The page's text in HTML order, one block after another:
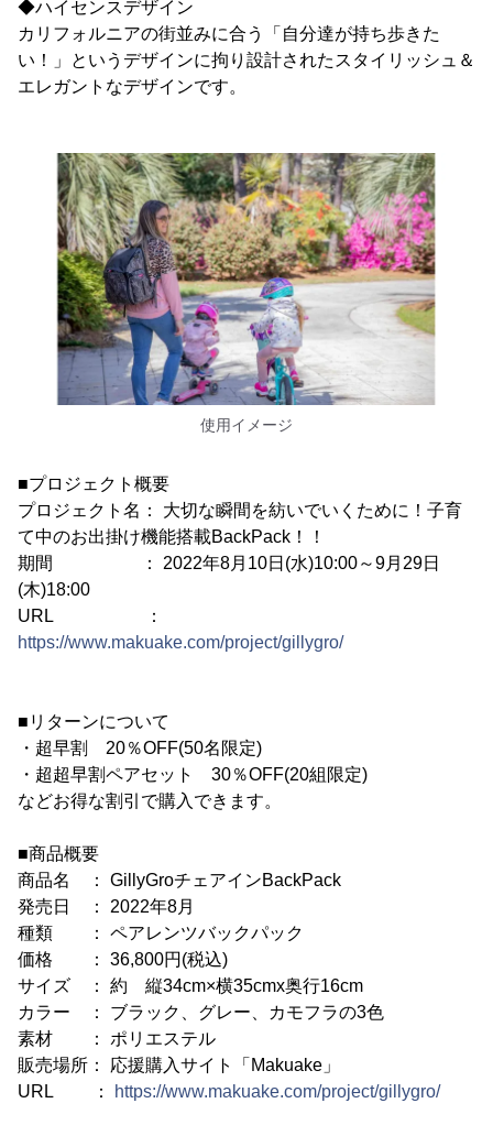
◆ハイセンスデザイン
カリフォルニアの街並みに合う「自分達が持ち歩きた
い！」というデザインに拘り設計されたスタイリッシュ＆
エレガントなデザインです。
使用イメージ
■プロジェクト概要
プロジェクト名： 大切な瞬間を紡いでいくために！子育
て中のお出掛け機能搭載BackPack！！
期間 ： 2022年8月10日(水)10:00～9月29日
(木)18:00
URL ：
https://www.makuake.com/project/gillygro/
■リターンについて
・超早割 20％OFF(50名限定)
・超超早割ペアセット 30％OFF(20組限定)
などお得な割引で購入できます。
■商品概要
商品名 ： GillyGroチェアインBackPack
発売日 ： 2022年8月
種類 ： ペアレンツバックパック
価格 ： 36,800円(税込)
サイズ ： 約 縦34cm×横35cmx奥行16cm
カラー ： ブラック、グレー、カモフラの3色
素材 ： ポリエステル
販売場所： 応援購入サイト「Makuake」
URL ：
https://www.makuake.com/project/gillygro/